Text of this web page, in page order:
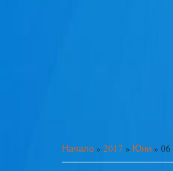
Начало» 2017 » Юни» 06